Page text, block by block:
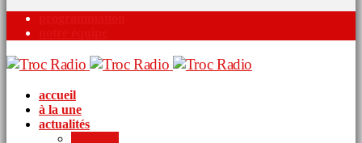
accueil
à la une
actualités